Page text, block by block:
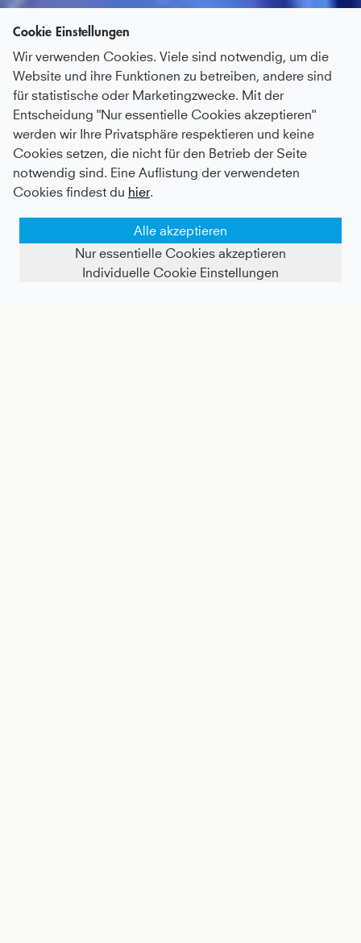
Cookie Einstellungen
Wir verwenden Cookies. Viele sind notwendig, um die
Website und ihre Funktionen zu betreiben, andere sind
für statistische oder Marketingzwecke. Mit der
Entscheidung "Nur essentielle Cookies akzeptieren"
werden wir Ihre Privatsphäre respektieren und keine
Cookies setzen, die nicht für den Betrieb der Seite
notwendig sind. Eine Auflistung der verwendeten
Cookies findest du hier.
Alle akzeptieren
Nur essentielle Cookies akzeptieren
Individuelle Cookie Einstellungen